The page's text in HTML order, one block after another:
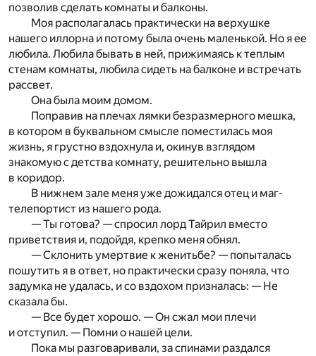
позволив сделать комнаты и балконы.
Моя располагалась практически на верхушке
нашего иллорна и потому была очень маленькой. Но я ее
любила. Любила бывать в ней, прижимаясь к теплым
стенам комнаты, любила сидеть на балконе и встречать
рассвет.
Она была моим домом.
Поправив на плечах лямки безразмерного мешка,
в котором в буквальном смысле поместилась моя
жизнь, я грустно вздохнула и, окинув взглядом
знакомую с детства комнату, решительно вышла
в коридор.
В нижнем зале меня уже дожидался отец и маг-
телепортист из нашего рода.
— Ты готова? — спросил лорд Тайрил вместо
приветствия и, подойдя, крепко меня обнял.
— Склонить умертвие к женитьбе? — попыталась
пошутить я в ответ, но практически сразу поняла, что
задумка не удалась, и со вздохом призналась: — Не
сказала бы.
— Все будет хорошо. — Он сжал мои плечи
и отступил. — Помни о нашей цели.
Пока мы разговаривали, за спинами раздался